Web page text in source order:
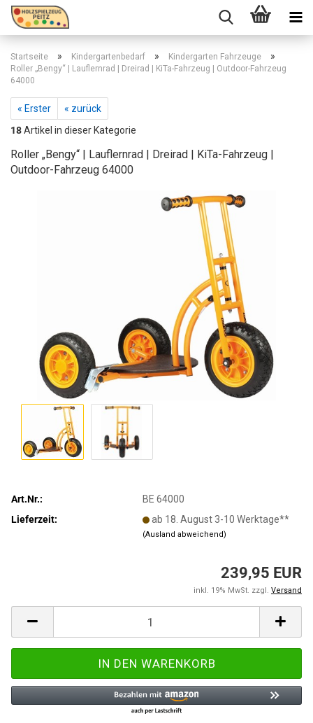
Startseite » Kindergartenbedarf » Kindergarten Fahrzeuge »
Roller „Bengy“ | Lauflernrad | Dreirad | KiTa-Fahrzeug | Outdoor-Fahrzeug
64000
« Erster
« zurück
18Artikel in dieser Kategorie
Roller „Bengy“ | Lauflernrad | Dreirad | KiTa-Fahrzeug |
Outdoor-Fahrzeug 64000
Art.Nr.:
BE 64000
Lieferzeit:
ab 18. August 3-10 Werktage**
(Ausland abweichend)
239,95 EUR
inkl. 19% MwSt. zzgl. Versand